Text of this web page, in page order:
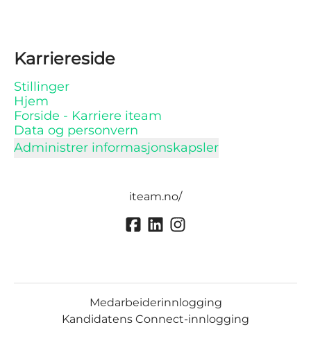
Karriereside
Stillinger
Hjem
Forside - Karriere iteam
Data og personvern
Administrer informasjonskapsler
iteam.no/
Medarbeiderinnlogging
Kandidatens Connect-innlogging